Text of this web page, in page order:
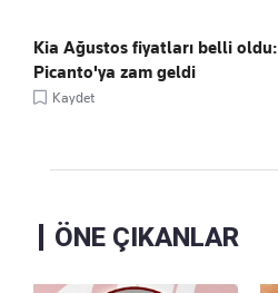
Kia Ağustos fiyatları belli oldu:
Picanto'ya zam geldi
Kaydet
ÖNE ÇIKANLAR